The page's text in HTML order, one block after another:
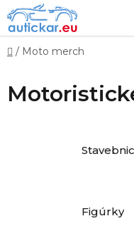
Prejsť
na
obsah
Domov
/ Moto merch
Figúrky